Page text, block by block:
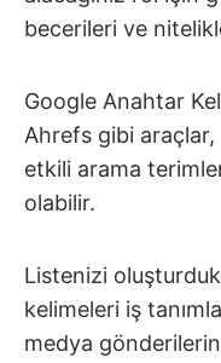
becerileri ve
Google Anahtar
Ahrefs gibi
etkili arama
olabilir.
Listenizi
kelimeleri iş
medya